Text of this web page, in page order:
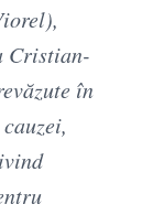
Cristian-
în